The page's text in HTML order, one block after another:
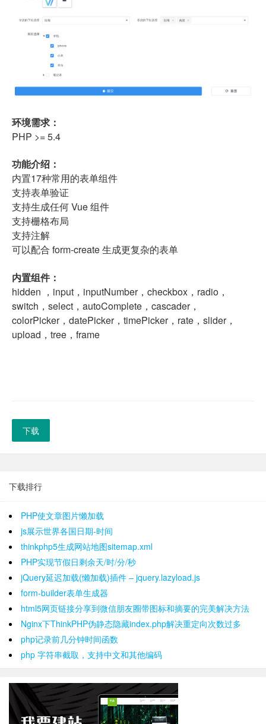
环境需求：
PHP >= 5.4
功能介绍：
内置17种常用的表单组件
支持表单验证
支持生成任何 Vue 组件
支持栅格布局
支持注解
可以配合 form-create 生成更复杂的表单
内置组件：
hidden ，input，inputNumber，checkbox，radio，
switch，select，autoComplete，cascader，
colorPicker，datePicker，timePicker，rate，slider，
upload，tree，frame
下载
下载排行
PHP使文章图片懒加载
js展示世界各国日期-时间
thinkphp5生成网站地图sitemap.xml
PHP实现节假日剩余天/时/分/秒
jQuery延迟加载(懒加载)插件 – jquery.lazyload.js
form-builder表单生成器
html5网页链接分享到微信朋友圈带图标和摘要的完美解决方法
Nginx下ThinkPHP伪静态隐藏index.php解决重定向次数过多
php记录前几分钟时间函数
php 字符串截取，支持中文和其他编码